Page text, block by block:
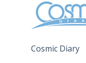
Cosmic Diary